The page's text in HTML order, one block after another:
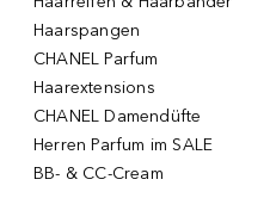
Haarspangen
CHANEL Parfum
Haarextensions
CHANEL Damendüfte
Herren Parfum im SALE
BB- & CC-Cream